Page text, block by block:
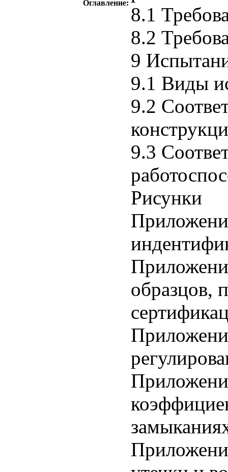
Оглавление:
8.1
8.2
9
9.1 Виды
9.2
9.3
Рисунки
образцов,